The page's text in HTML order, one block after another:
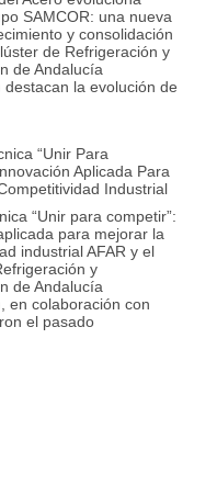
SAMCOR: una nueva
y consolidación
de Refrigeración y
de Andalucía
destacan la evolución de
“Unir Para
Aplicada Para
Industrial
“Unir para competir”:
para mejorar la
industrial AFAR y el
y
de Andalucía
en colaboración con
el pasado